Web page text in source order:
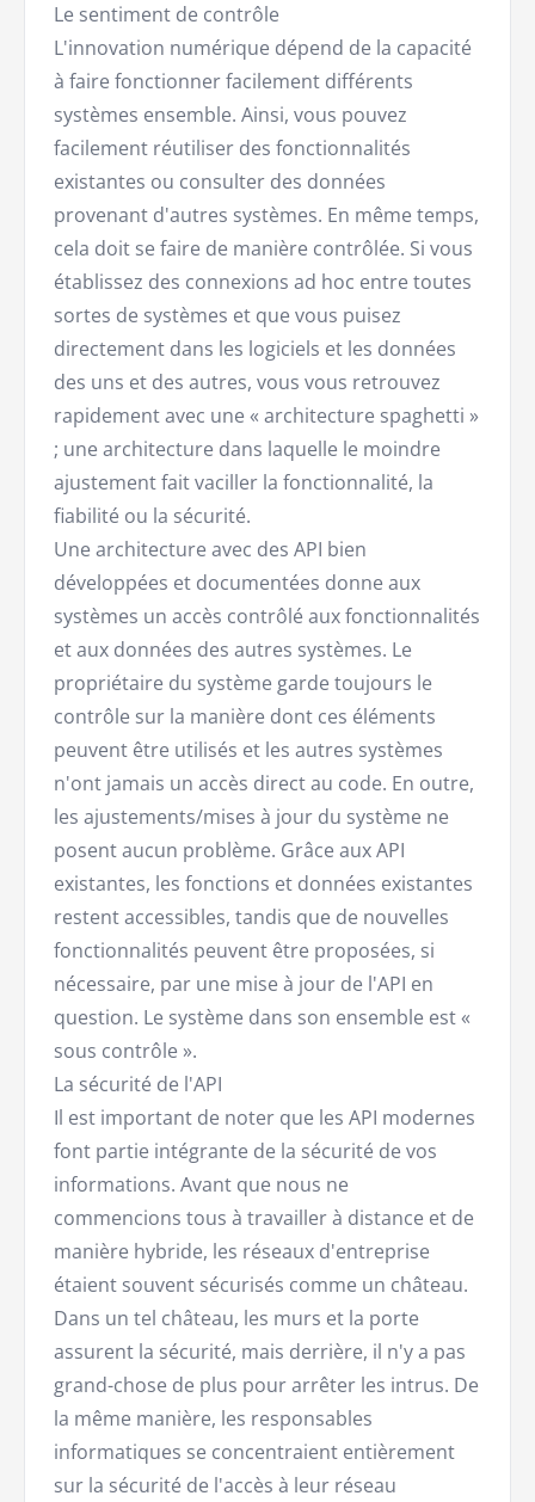
Le sentiment de contrôle
L'innovation numérique dépend de la capacité
à faire fonctionner facilement différents
systèmes ensemble. Ainsi, vous pouvez
facilement réutiliser des fonctionnalités
existantes ou consulter des données
provenant d'autres systèmes. En même temps,
cela doit se faire de manière contrôlée. Si vous
établissez des connexions ad hoc entre toutes
sortes de systèmes et que vous puisez
directement dans les logiciels et les données
des uns et des autres, vous vous retrouvez
rapidement avec une « architecture spaghetti »
; une architecture dans laquelle le moindre
ajustement fait vaciller la fonctionnalité, la
fiabilité ou la sécurité.
Une architecture avec des API bien
développées et documentées donne aux
systèmes un accès contrôlé aux fonctionnalités
et aux données des autres systèmes. Le
propriétaire du système garde toujours le
contrôle sur la manière dont ces éléments
peuvent être utilisés et les autres systèmes
n'ont jamais un accès direct au code. En outre,
les ajustements/mises à jour du système ne
posent aucun problème. Grâce aux API
existantes, les fonctions et données existantes
restent accessibles, tandis que de nouvelles
fonctionnalités peuvent être proposées, si
nécessaire, par une mise à jour de l'API en
question. Le système dans son ensemble est «
sous contrôle ».
La sécurité de l'API
Il est important de noter que les API modernes
font partie intégrante de la sécurité de vos
informations. Avant que nous ne
commencions tous à travailler à distance et de
manière hybride, les réseaux d'entreprise
étaient souvent sécurisés comme un château.
Dans un tel château, les murs et la porte
assurent la sécurité, mais derrière, il n'y a pas
grand-chose de plus pour arrêter les intrus. De
la même manière, les responsables
informatiques se concentraient entièrement
sur la sécurité de l'accès à leur réseau